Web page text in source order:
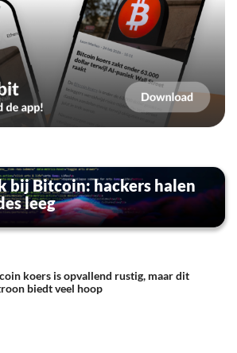
bij Bitcoin: hackers halen
leeg
koers is opvallend rustig, maar dit
biedt veel hoop